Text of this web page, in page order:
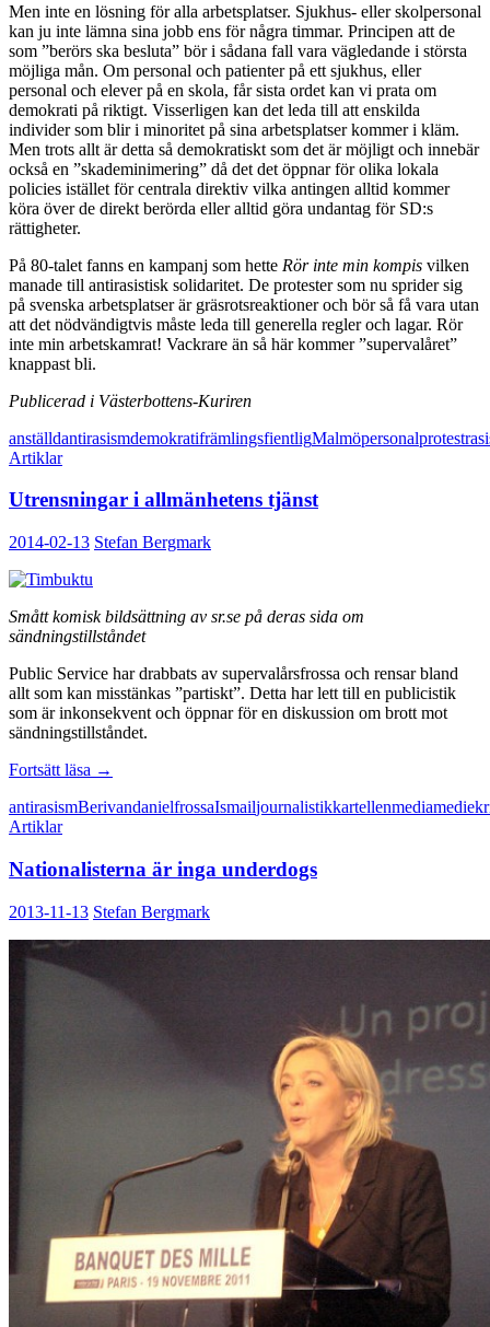
Men inte en lösning för alla arbetsplatser. Sjukhus- eller skolpersonal
kan ju inte lämna sina jobb ens för några timmar. Principen att de
som ”berörs ska besluta” bör i sådana fall vara vägledande i största
möjliga mån. Om personal och patienter på ett sjukhus, eller
personal och elever på en skola, får sista ordet kan vi prata om
demokrati på riktigt. Visserligen kan det leda till att enskilda
individer som blir i minoritet på sina arbetsplatser kommer i kläm.
Men trots allt är detta så demokratiskt som det är möjligt och innebär
också en ”skademinimering” då det det öppnar för olika lokala
policies istället för centrala direktiv vilka antingen alltid kommer
köra över de direkt berörda eller alltid göra undantag för SD:s
rättigheter.
På 80-talet fanns en kampanj som hette Rör inte min kompis vilken
manade till antirasistisk solidaritet. De protester som nu sprider sig
på svenska arbetsplatser är gräsrotsreaktioner och bör så få vara utan
att det nödvändigtvis måste leda till generella regler och lagar. Rör
inte min arbetskamrat! Vackrare än så här kommer ”supervalåret”
knappast bli.
Publicerad i Västerbottens-Kuriren
anställdantirasismdemokratifrämlingsfientligMalmöpersonalprotest
Artiklar
Utrensningar i allmänhetens tjänst
2014-02-13 Stefan Bergmark
Smått komisk bildsättning av sr.se på deras sida om
sändningstillståndet
Public Service har drabbats av supervalårsfrossa och rensar bland
allt som kan misstänkas ”partiskt”. Detta har lett till en publicistik
som är inkonsekvent och öppnar för en diskussion om brott mot
sändningstillståndet.
Fortsätt läsa Utrensningar
allmänhetens
→
antirasismBerivandanielfrossaIsmailjournalistikkartellenmedia
Artiklar
Nationalisterna är inga underdogs
2013-11-13 Stefan Bergmark